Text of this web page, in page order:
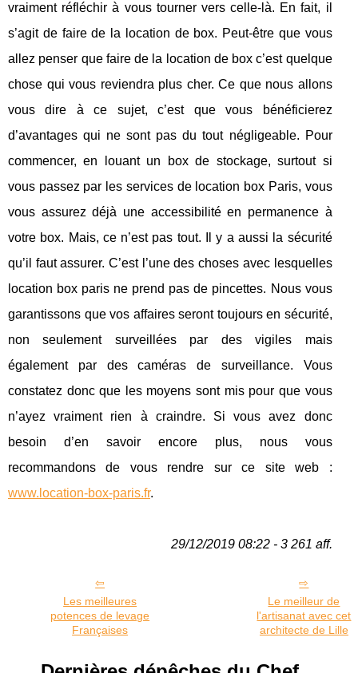
vraiment réfléchir à vous tourner vers celle-là. En fait, il
s’agit de faire de la location de box. Peut-être que vous
allez penser que faire de la location de box c’est quelque
chose qui vous reviendra plus cher. Ce que nous allons
vous dire à ce sujet, c’est que vous bénéficierez
d’avantages qui ne sont pas du tout négligeable. Pour
commencer, en louant un box de stockage, surtout si
vous passez par les services de location box Paris, vous
vous assurez déjà une accessibilité en permanence à
votre box. Mais, ce n’est pas tout. Il y a aussi la sécurité
qu’il faut assurer. C’est l’une des choses avec lesquelles
location box paris ne prend pas de pincettes. Nous vous
garantissons que vos affaires seront toujours en sécurité,
non seulement surveillées par des vigiles mais
également par des caméras de surveillance. Vous
constatez donc que les moyens sont mis pour que vous
n’ayez vraiment rien à craindre. Si vous avez donc
besoin d’en savoir encore plus, nous vous
recommandons de vous rendre sur ce site web :
www.location-box-paris.fr.
29/12/2019 08:22 - 3 261 aff.
Les meilleures
potences de levage
Françaises
Le meilleur de
l'artisanat avec cet
architecte de Lille